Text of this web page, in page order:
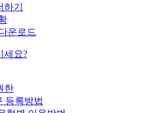
기
운로드
세요?
한
등록방법